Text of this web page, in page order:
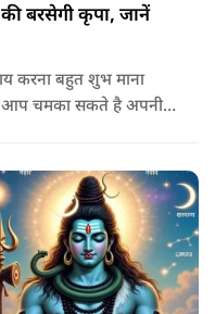
बरसेगी कृपा, जानें
करना बहुत शुभ माना
आप चमका सकते है अपनी